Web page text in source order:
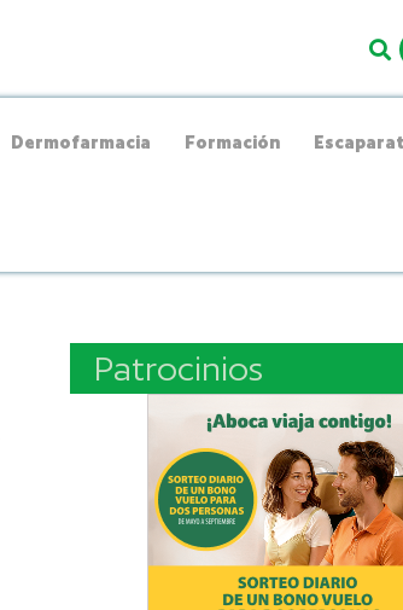
Dermofarmacia Formación
Patrocinios